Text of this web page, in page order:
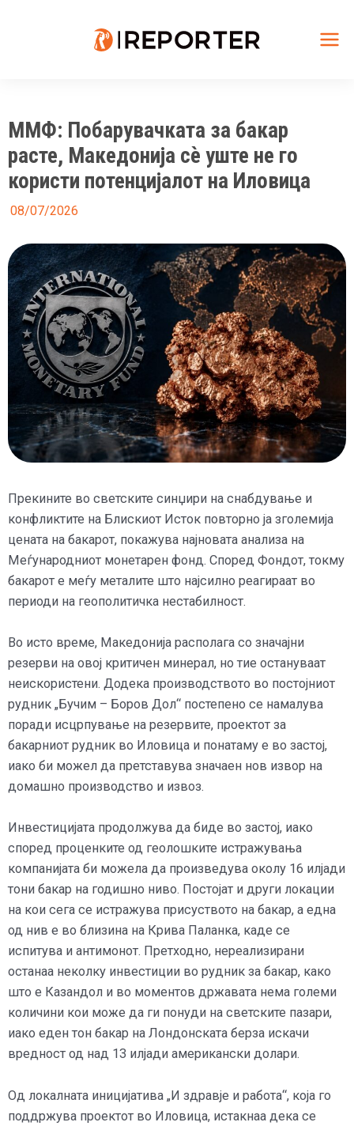
ММФ: Побарувачката за бакар
расте, Македонија сè уште не го
користи потенцијалот на Иловица
08/07/2026
Прекините во светските синџири на снабдување и
конфликтите на Блискиот Исток повторно ја зголемија
цената на бакарот, покажува најновата анализа на
Меѓународниот монетарен фонд. Според Фондот, токму
бакарот е меѓу металите што најсилно реагираат во
периоди на геополитичка нестабилност.
Во исто време, Македонија располага со значајни
резерви на овој критичен минерал, но тие остануваат
неискористени. Додека производството во постојниот
рудник „Бучим – Боров Дол“ постепено се намалува
поради исцрпување на резервите, проектот за
бакарниот рудник во Иловица и понатаму е во застој,
иако би можел да претставува значаен нов извор на
домашно производство и извоз.
Инвестицијата продолжува да биде во застој, иако
според проценките од геолошките истражувања
компанијата би можела да произведува околу 16 илјади
тони бакар на годишно ниво. Постојат и други локации
на кои сега се истражува присуството на бакар, а една
од нив е во близина на Крива Паланка, каде се
испитува и антимонот. Претходно, нереализирани
останаа неколку инвестиции во рудник за бакар, како
што е Казандол и во моментов државата нема големи
количини кои може да ги понуди на светските пазари,
иако еден тон бакар на Лондонската берза искачи
вредност од над 13 илјади американски долари.
Од локалната иницијатива „И здравје и работа“, која го
поддржува проектот во Иловица, истакнаа дека се